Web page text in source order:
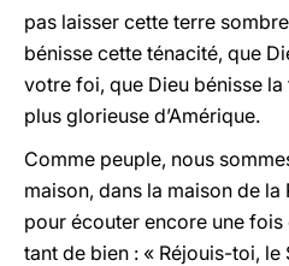
pas laisser cette terre
bénisse cette ténacité, que
votre foi, que Dieu bénisse
plus glorieuse d’Amérique.
Comme peuple, nous
maison, dans la maison de la
pour écouter encore une
tant de bien : « Réjouis-toi,